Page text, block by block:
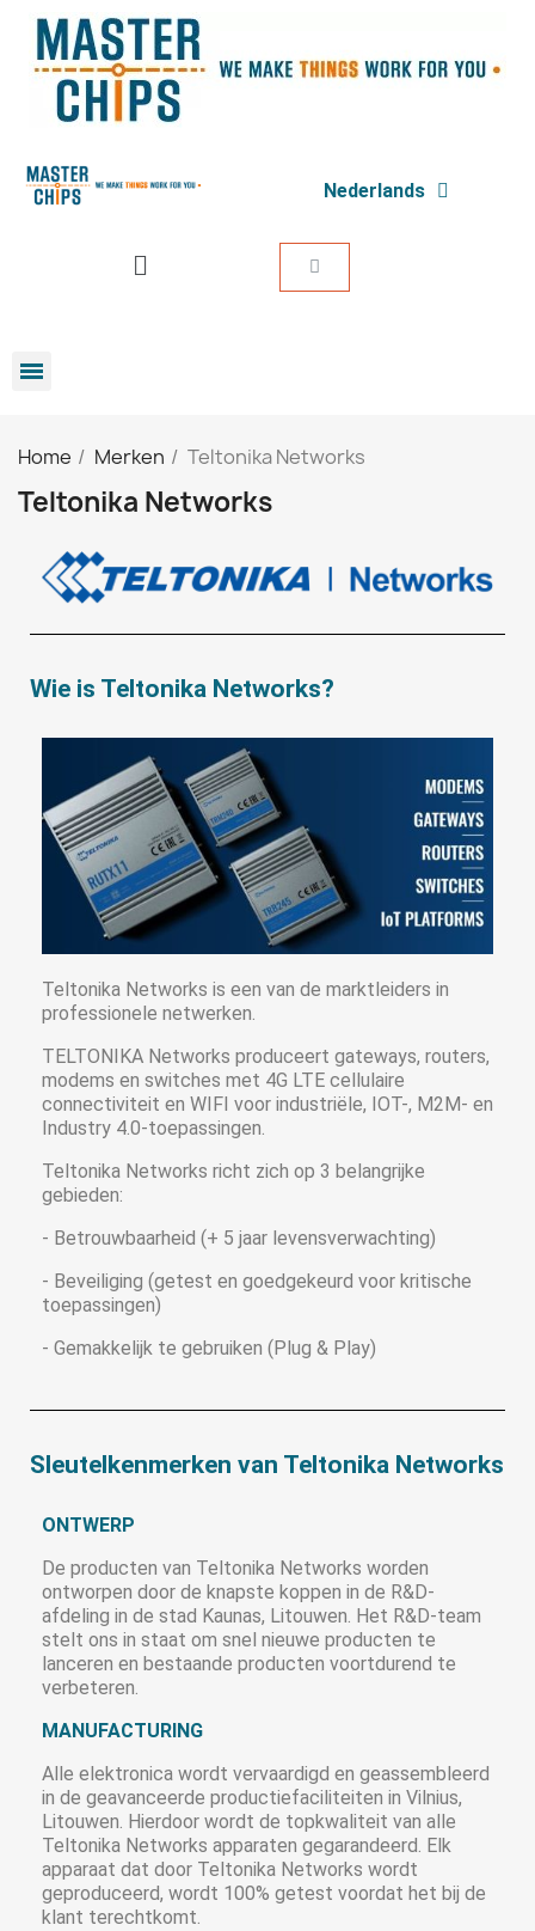
Nederlands
Home Merken Teltonika Networks
Teltonika Networks
Wie is Teltonika Networks?
Teltonika Networks is een van de marktleiders in
professionele netwerken.
TELTONIKA Networks produceert gateways, routers,
modems en switches met 4G LTE cellulaire
connectiviteit en WIFI voor industriële, IOT-, M2M- en
Industry 4.0-toepassingen.
Teltonika Networks richt zich op 3 belangrijke
gebieden:
- Betrouwbaarheid (+ 5 jaar levensverwachting)
- Beveiliging (getest en goedgekeurd voor kritische
toepassingen)
- Gemakkelijk te gebruiken (Plug & Play)
Sleutelkenmerken van Teltonika Networks
ONTWERP
De producten van Teltonika Networks worden
ontworpen door de knapste koppen in de R&D-
afdeling in de stad Kaunas, Litouwen. Het R&D-team
stelt ons in staat om snel nieuwe producten te
lanceren en bestaande producten voortdurend te
verbeteren.
MANUFACTURING
Alle elektronica wordt vervaardigd en geassembleerd
in de geavanceerde productiefaciliteiten in Vilnius,
Litouwen. Hierdoor wordt de topkwaliteit van alle
Teltonika Networks apparaten gegarandeerd. Elk
apparaat dat door Teltonika Networks wordt
geproduceerd, wordt 100% getest voordat het bij de
klant terechtkomt.